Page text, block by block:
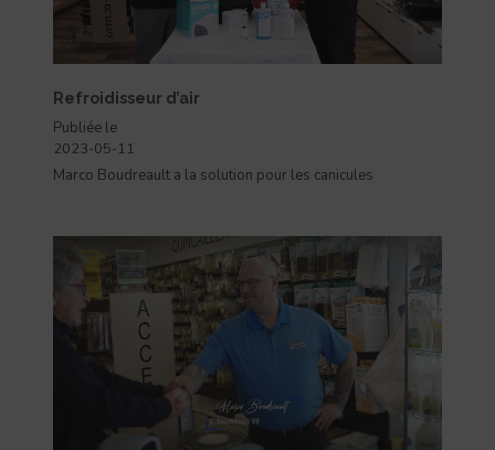
Refroidisseur d’air
Publiée le
2023-05-11
Marco Boudreault a la solution pour les canicules